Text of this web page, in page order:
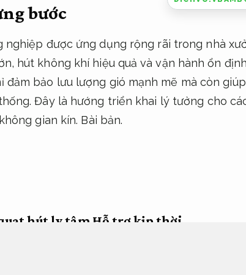
bước
được ứng dụng rộng rãi trong nhà
hút không khí hiệu quả và vận hành ổn
bảo lưu lượng gió mạnh mẽ mà còn
Đây là hướng triển khai lý tưởng cho
gian kín. Bài bản.
hút ly tâm Hỗ trợ kịp thời.